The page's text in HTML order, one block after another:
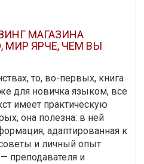
МАГАЗИНА
ЯРЧЕ, ЧЕМ ВЫ
то, во-первых, книга
для новичка языком, все
имеет практическую
она полезна: в ней
адаптированная к
и личный опыт
преподавателя и